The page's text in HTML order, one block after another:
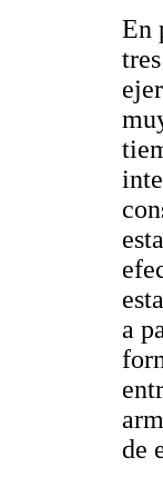
En
a
de